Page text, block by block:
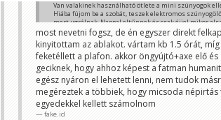
Van valakinek használható ötlete a mini szúnyogok
Hiába fújom be a szobát, teszek elektromos
mert ugrálnak. Nappal eltűnnek és csak éjjel mikor
Matthew99
most nevetni fogsz, de én egyszer direkt
kinyitottam az ablakot. vártam kb 1.5 órát,
feketéllett a plafon. akkor öngyújtó+axe elő
geciknek, hogy ahhoz képest a fatman
egész nyáron el lehetett lenni, nem tudok
megéreztek a többiek, hogy micsoda
egyedekkel kellett számolnom
fake.id